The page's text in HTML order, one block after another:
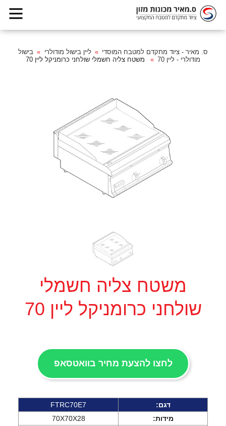
ס. מאיר - ציוד מתקדם למטבח המוסדי ליין בישול מודולרי
בישול
מודולרי - ליין 70
משטח צליה חשמלי שולחני כרומניקל ליין 70
משטח צליה חשמלי
שולחני כרומניקל ליין 70
לחצו להצעת מחיר בוואטסאפ
דגם:
FTRC70E7
מידות:
70X70X28